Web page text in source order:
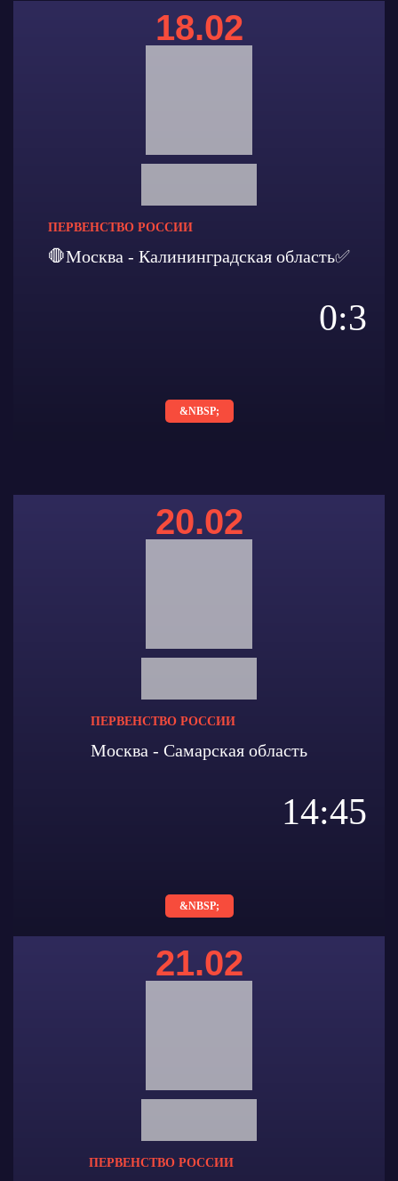
18.02
ПЕРВЕНСТВО РОССИИ
🛑Москва - Калининградская область✅
0:3
&NBSP;
20.02
ПЕРВЕНСТВО РОССИИ
Москва - Самарская область
14:45
&NBSP;
21.02
ПЕРВЕНСТВО РОССИИ